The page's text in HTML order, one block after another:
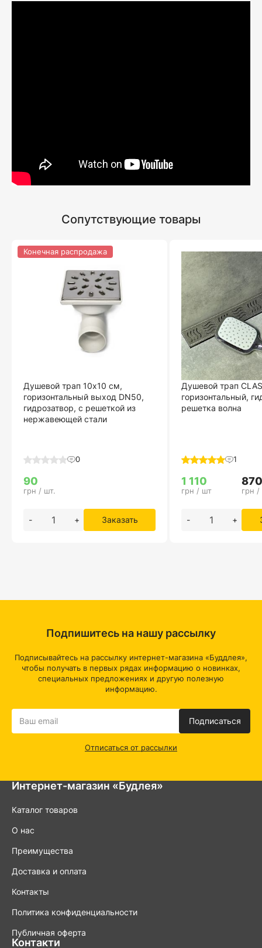
Сопутствующие товары
Душевой трап 10х10 см,
горизонтальный выход DN50,
гидрозатвор, с решеткой из
нержавеющей стали
0
90
грн / шт.
- + Заказать
Конечная распродажа
Душевой трап
горизонтальный,
решетка волна
1
1 110
грн / шт
870
грн /
- +
Интернет-магазин «Будлея»
Каталог товаров
О нас
Преимущества
Доставка и оплата
Контакты
Политика конфиденциальности
Публичная оферта
Контакти
Подпишитесь на нашу рассылку
Подписывайтесь на рассылку интернет-магазина «Буддлея»,
чтобы получать в первых рядах информацию о новинках,
специальных предложениях и другую полезную
информацию.
Подписаться
Отписаться от рассылки